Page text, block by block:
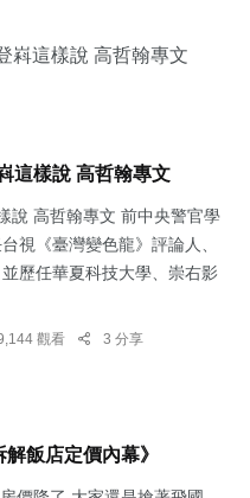
這樣說 高哲翰專文
說 高哲翰專文 前中央警官學
視《臺灣變色龍》評論人、
歷任華夏科技大學、崇右影
觀看 3 分享
飯店定價內幕》